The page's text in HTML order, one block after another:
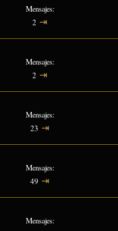
Mensajes
2 ⇥
Mensajes
2 ⇥
Mensajes
23 ⇥
Mensajes
49 ⇥
Mensajes